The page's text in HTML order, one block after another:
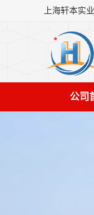
公司